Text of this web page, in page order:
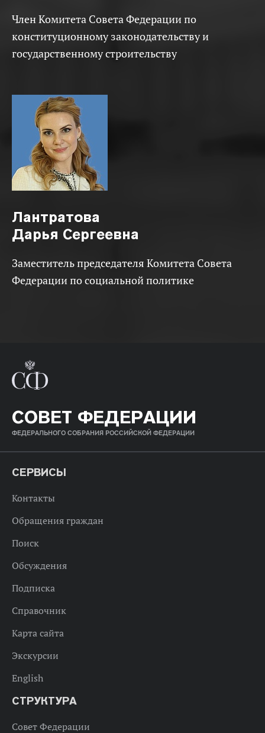
Член Комитета Совета Федерации по
конституционному законодательству и
государственному строительству
Лантратова
Дарья Сергеевна
Заместитель председателя Комитета Совета
Федерации по социальной политике
СОВЕТ ФЕДЕРАЦИИ
ФЕДЕРАЛЬНОГО СОБРАНИЯ РОССИЙСКОЙ ФЕДЕРАЦИИ
СЕРВИСЫ
Контакты
Обращения граждан
Поиск
Обсуждения
Подписка
Справочник
Карта сайта
Экскурсии
English
СТРУКТУРА
Совет Федерации